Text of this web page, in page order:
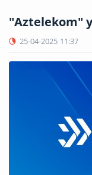
"Aztelekom"
25-04-2025 11:37